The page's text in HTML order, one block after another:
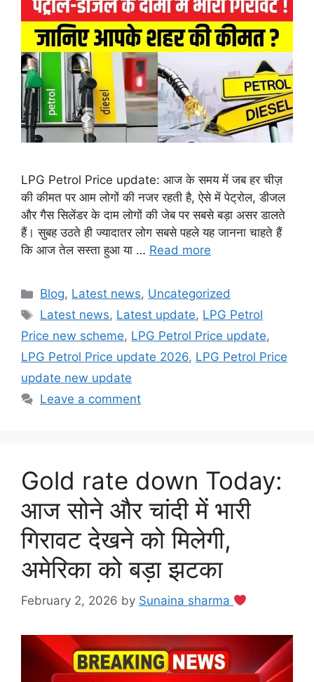
LPG Petrol Price update: आज के समय में जब हर चीज़
की कीमत पर आम लोगों की नजर रहती है, ऐसे में पेट्रोल, डीजल
और गैस सिलेंडर के दाम लोगों की जेब पर सबसे बड़ा असर डालते
हैं। सुबह उठते ही ज्यादातर लोग सबसे पहले यह जानना चाहते हैं
कि आज तेल सस्ता हुआ या … Read more
Categories
Blog, Latest news, Uncategorized
Tags
Latest news, Latest update, LPG Petrol
Price new scheme, LPG Petrol Price update,
LPG Petrol Price update 2026, LPG Petrol Price
update new update
Leave a comment
Gold rate down Today:
आज सोने और चांदी में भारी
गिरावट देखने को मिलेगी,
अमेरिका को बड़ा झटका
February 2, 2026 by Sunaina sharma